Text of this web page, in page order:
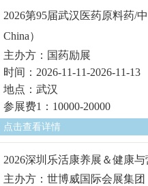
2026第95届武汉医药原料药/
China）
主办方：国药励展
时间：2026-11-11-2026-11-13
地点：武汉
参展费1：10000-20000
点击查看详情
2026深圳乐活康养展＆健康
主办方：世博威国际会展集团